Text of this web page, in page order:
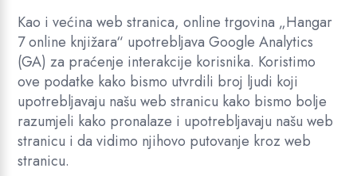
Kao i većina web stranica, online trgovina „Hangar
7 online knjižara“ upotrebljava Google Analytics
(GA) za praćenje interakcije korisnika. Koristimo
ove podatke kako bismo utvrdili broj ljudi koji
upotrebljavaju našu web stranicu kako bismo bolje
razumjeli kako pronalaze i upotrebljavaju našu web
stranicu i da vidimo njihovo putovanje kroz web
stranicu.